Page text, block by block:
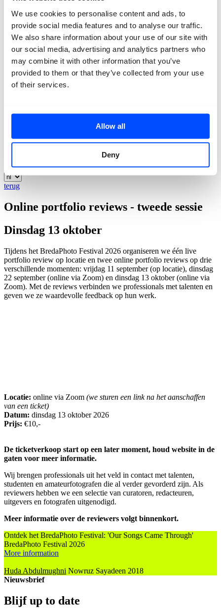
We use cookies to personalise content and ads, to
provide social media features and to analyse our traffic.
We also share information about your use of our site with
our social media, advertising and analytics partners who
may combine it with other information that you’ve
provided to them or that they’ve collected from your use
of their services.
Allow all
Deny
terug
Online portfolio reviews - tweede sessie
Dinsdag 13 oktober
Tijdens het BredaPhoto Festival 2026 organiseren we één live
portfolio review op locatie en twee online portfolio reviews op drie
verschillende momenten: vrijdag 11 september (op locatie), dinsdag
22 september (online via Zoom) en dinsdag 13 oktober (online via
Zoom). Met de reviews verbinden we professionals met talenten en
geven we ze waardevolle feedback op hun werk.
Locatie: online via Zoom (we sturen een link na het aanschaffen
van een ticket)
Datum: dinsdag 13 oktober 2026
Prijs: €10,-
De ticketverkoop start op een later moment, houd website in de
gaten voor meer informatie.
Wij brengen professionals uit het veld in contact met talenten,
studenten en amateurfotografen die al verder gevorderd zijn. Als
reviewers hebben we een selectie van curatoren, redacteuren,
uitgevers en fotografen uitgenodigd.
Meer informatie over de reviewers volgt binnenkort.
Ontdek het BredaPhoto Festival: 'Our Songs Came Through'
BredaPhoto Festival 2026
More information
Huda Abdulmughni Nowruz Sayadeen 2018
Nieuwsbrief
Blijf up to date